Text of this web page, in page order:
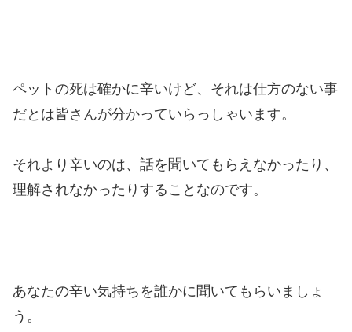
ペットの死は確かに辛いけど、それは仕方のない事
だとは皆さんが分かっていらっしゃいます。
それより辛いのは、話を聞いてもらえなかったり、
理解されなかったりすることなのです。
あなたの辛い気持ちを誰かに聞いてもらいましょ
う。